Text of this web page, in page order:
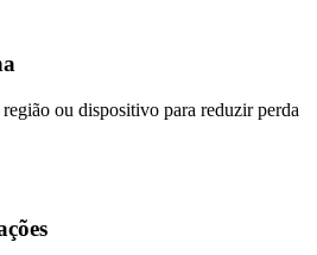
ou dispositivo para reduzir perda